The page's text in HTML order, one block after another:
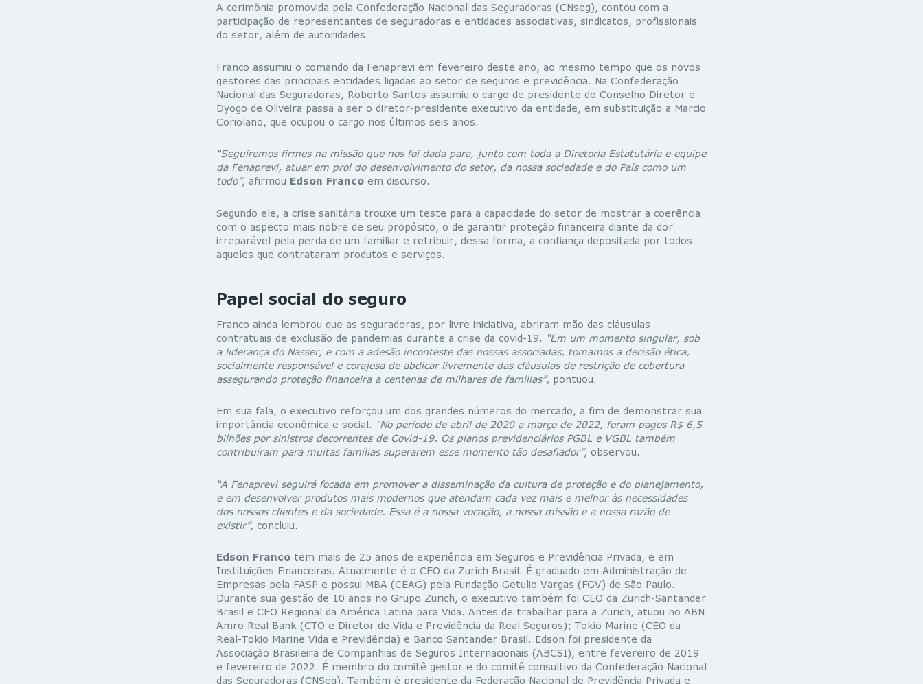
A cerimônia promovida pela Confederação Nacional das Seguradoras (CNseg), contou com a
participação de representantes de seguradoras e entidades associativas, sindicatos, profissionais
do setor, além de autoridades.
Franco assumiu o comando da Fenaprevi em fevereiro deste ano, ao mesmo tempo que os novos
gestores das principais entidades ligadas ao setor de seguros e previdência. Na Confederação
Nacional das Seguradoras, Roberto Santos assumiu o cargo de presidente do Conselho Diretor e
Dyogo de Oliveira passa a ser o diretor-presidente executivo da entidade, em substituição a Marcio
Coriolano, que ocupou o cargo nos últimos seis anos.
“Seguiremos firmes na missão que nos foi dada para, junto com toda a Diretoria Estatutária e equipe
da Fenaprevi, atuar em prol do desenvolvimento do setor, da nossa sociedade e do País como um
todo”, afirmou Edson Francoem discurso.
Segundo ele, a crise sanitária trouxe um teste para a capacidade do setor de mostrar a coerência
com o aspecto mais nobre de seu propósito, o de garantir proteção financeira diante da dor
irreparável pela perda de um familiar e retribuir, dessa forma, a confiança depositada por todos
aqueles que contrataram produtos e serviços.
Papel social do seguro
Franco ainda lembrou que as seguradoras, por livre iniciativa, abriram mão das cláusulas
contratuais de exclusão de pandemias durante a crise da covid-19. “Em um momento singular, sob
a liderança do Nasser, e com a adesão inconteste das nossas associadas, tomamos a decisão ética,
socialmente responsável e corajosa de abdicar livremente das cláusulas de restrição de cobertura
assegurando proteção financeira a centenas de milhares de famílias”, pontuou.
Em sua fala, o executivo reforçou um dos grandes números do mercado, a fim de demonstrar sua
importância econômica e social. “No período de abril de 2020 a março de 2022, foram pagos R$ 6,5
bilhões por sinistros decorrentes de Covid-19. Os planos previdenciários PGBL e VGBL também
contribuíram para muitas famílias superarem esse momento tão desafiador”, observou.
“A Fenaprevi seguirá focada em promover a disseminação da cultura de proteção e do planejamento,
e em desenvolver produtos mais modernos que atendam cada vez mais e melhor às necessidades
dos nossos clientes e da sociedade. Essa é a nossa vocação, a nossa missão e a nossa razão de
existir”, concluiu.
Edson Francotem mais de 25 anos de experiência em Seguros e Previdência Privada, e em
Instituições Financeiras. Atualmente é o CEO da Zurich Brasil. É graduado em Administração de
Empresas pela FASP e possui MBA (CEAG) pela Fundação Getulio Vargas (FGV) de São Paulo.
Durante sua gestão de 10 anos no Grupo Zurich, o executivo também foi CEO da Zurich-Santander
Brasil e CEO Regional da América Latina para Vida. Antes de trabalhar para a Zurich, atuou no ABN
Amro Real Bank (CTO e Diretor de Vida e Previdência da Real Seguros); Tokio Marine (CEO da
Real-Tokio Marine Vida e Previdência) e Banco Santander Brasil. Edson foi presidente da
Associação Brasileira de Companhias de Seguros Internacionais (ABCSI), entre fevereiro de 2019
e fevereiro de 2022. É membro do comitê gestor e do comitê consultivo da Confederação Nacional
das Seguradoras (CNSeg). Também é presidente da Federação Nacional de Previdência Privada e